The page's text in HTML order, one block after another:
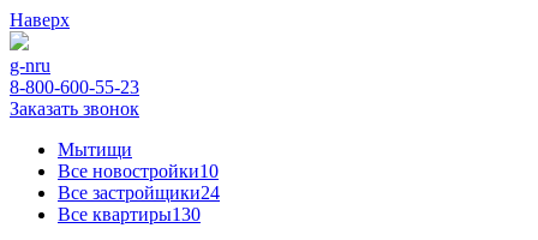
Наверх
g-nru
8-800-600-55-23
Заказать звонок
Мытищи
Все новостройки10
Все застройщики24
Все квартиры130